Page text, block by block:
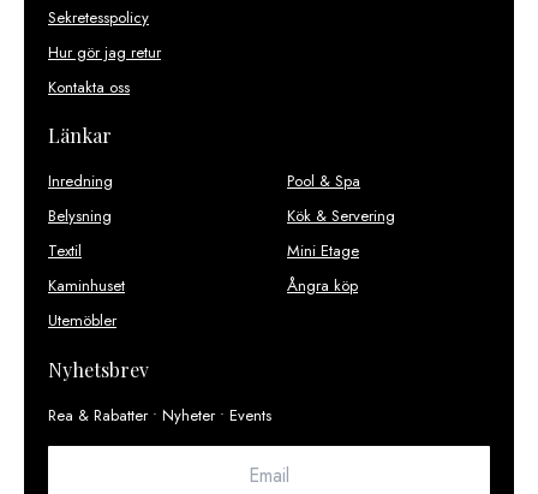
Sekretesspolicy
Hur gör jag retur
Kontakta oss
Länkar
Inredning
Belysning
Textil
Kaminhuset
Utemöbler
Pool & Spa
Kök & Servering
Mini Etage
Ångra köp
Nyhetsbrev
Rea & Rabatter • Nyheter • Events